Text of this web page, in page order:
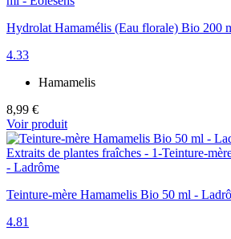
Hydrolat Hamamélis (Eau florale) Bio 200
4.33
Hamamelis
8,99 €
Voir produit
Teinture-mère Hamamelis Bio 50 ml -
4.81